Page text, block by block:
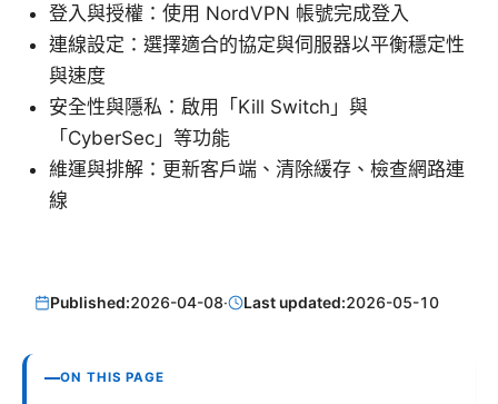
登入與授權：使用 NordVPN 帳號完成登入
連線設定：選擇適合的協定與伺服器以平衡穩定性
與速度
安全性與隱私：啟用「Kill Switch」與
「CyberSec」等功能
維運與排解：更新客戶端、清除緩存、檢查網路連
線
Published:2026-04-08· Last updated:2026-05-10
ON THIS PAGE